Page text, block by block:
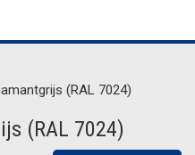
(RAL 7024)
(RAL 7024)